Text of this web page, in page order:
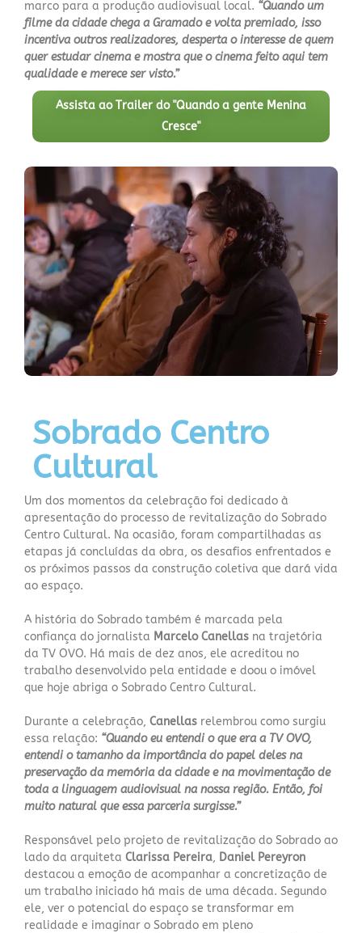
marco para a produção audiovisual local. “Quando um
filme da cidade chega a Gramado e volta premiado, isso
incentiva outros realizadores, desperta o interesse de quem
quer estudar cinema e mostra que o cinema feito aqui tem
qualidade e merece ser visto.”
Assista ao Trailer do "Quando a gente Menina
Cresce"
Sobrado Centro
Cultural
Um dos momentos da celebração foi dedicado à
apresentação do processo de revitalização do Sobrado
Centro Cultural. Na ocasião, foram compartilhadas as
etapas já concluídas da obra, os desafios enfrentados e
os próximos passos da construção coletiva que dará vida
ao espaço.
A história do Sobrado também é marcada pela
confiança do jornalista Marcelo Canellas na trajetória
da TV OVO. Há mais de dez anos, ele acreditou no
trabalho desenvolvido pela entidade e doou o imóvel
que hoje abriga o Sobrado Centro Cultural.
Durante a celebração, Canellas relembrou como surgiu
essa relação: “Quando eu entendi o que era a TV OVO,
entendi o tamanho da importância do papel deles na
preservação da memória da cidade e na movimentação de
toda a linguagem audiovisual na nossa região. Então, foi
muito natural que essa parceria surgisse.”
Responsável pelo projeto de revitalização do Sobrado ao
lado da arquiteta Clarissa Pereira, Daniel Pereyron
destacou a emoção de acompanhar a concretização de
um trabalho iniciado há mais de uma década. Segundo
ele, ver o potencial do espaço se transformar em
realidade e imaginar o Sobrado em pleno